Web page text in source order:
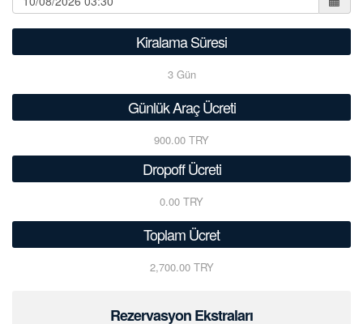
Kiralama Süresi
3Gün
Günlük Araç Ücreti
900.00 TRY
Dropoff Ücreti
0.00 TRY
Toplam Ücret
2,700.00 TRY
Rezervasyon Ekstraları